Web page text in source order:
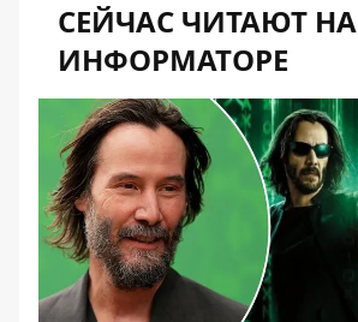
СЕЙЧАС ЧИТАЮТ НА
ИНФОРМАТОРЕ